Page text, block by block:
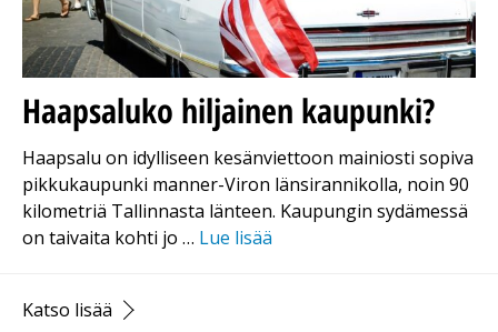
Haapsaluko hiljainen kaupunki?
Haapsalu on idylliseen kesänviettoon mainiosti sopiva
pikkukaupunki manner-Viron länsirannikolla, noin 90
kilometriä Tallinnasta länteen. Kaupungin sydämessä
on taivaita kohti jo … Lue lisää
Katso lisää